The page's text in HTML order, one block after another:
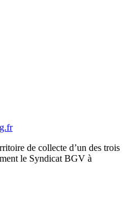
de collecte d’un des trois
le Syndicat BGV à